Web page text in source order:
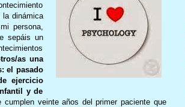
dinámica
persona,
sepáis un
as una
el pasado
ejercicio
y de
veinte años del primer paciente que